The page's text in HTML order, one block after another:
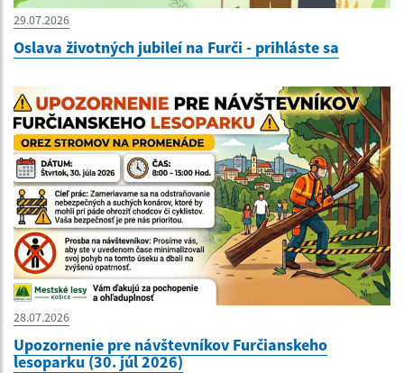
29.07.2026
Oslava životných jubileí na Furči - prihláste sa
28.07.2026
Upozornenie pre návštevníkov Furčianskeho
lesoparku (30. júl 2026)